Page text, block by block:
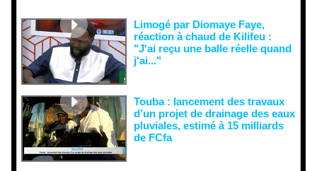
Limogé par Diomaye Faye,
réaction à chaud de Kilifeu :
"J'ai reçu une balle réelle quand
j'ai..."
Touba : lancement des travaux
d’un projet de drainage des eaux
pluviales, estimé à 15 milliards
de FCfa ‎